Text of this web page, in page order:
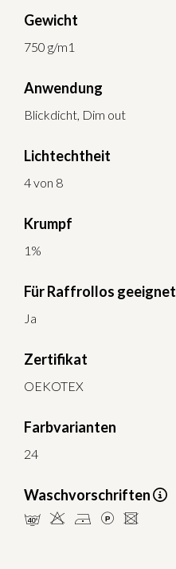
Gewicht
750 g/m1
Anwendung
Blickdicht, Dim out
Lichtechtheit
4 von 8
Krumpf
1%
Für Raffrollos geeignet
Ja
Zertifikat
OEKOTEX
Farbvarianten
24
Waschvorschriften
nHDLU